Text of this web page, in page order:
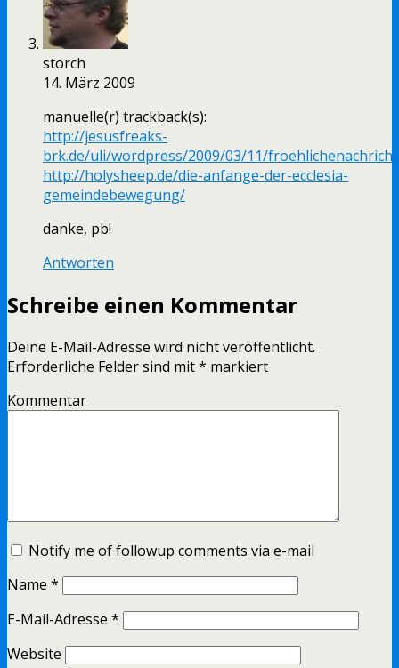
storch
14. März 2009
manuelle(r) trackback(s):
http://jesusfreaks-
brk.de/uli/wordpress/2009/03/11/
http://holysheep.de/die-anfange-der-ecclesia-
gemeindebewegung/
danke, pb!
Antworten
Schreibe einen Kommentar
Deine E-Mail-Adresse wird nicht veröffentlicht.
Erforderliche Felder sind mit* markiert
Kommentar
Notify me of followup comments via e-mail
Name *
E-Mail-Adresse *
Website